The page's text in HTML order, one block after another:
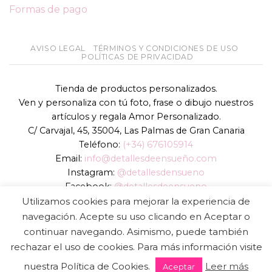
Formas de pago
AVISO LEGAL
TÉRMINOS Y CONDICIONES DE USO
POLÍTICAS DE PRIVACIDAD
Tienda de productos personalizados.
Ven y personaliza con tú foto, frase o dibujo nuestros
artículos y regala Amor Personalizado.
C/ Carvajal, 45, 35004, Las Palmas de Gran Canaria
Teléfono: (+34) 676105914
Email: info@detallesdeensueño.com
Instagram: @detallesdensueno
Facebook: @detallesdeensueno
TikTok: @detallesdensueno
Página web:www.detallesdeensueño.com
Copyright 2026 © DIGALOWEB.COM
Utilizamos cookies para mejorar la experiencia de
navegación. Acepte su uso clicando en Aceptar o
continuar navegando. Asimismo, puede también
rechazar el uso de cookies. Para más información visite
nuestra Política de Cookies.
Aceptar Leer más